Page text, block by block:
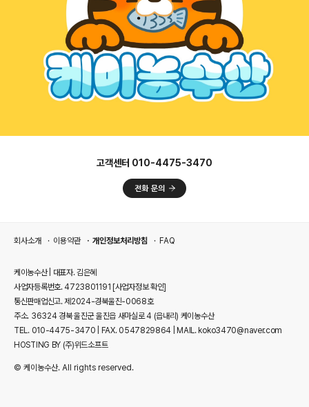
고객센터 010-4475-3470
회사소개 이용약관 개인정보처리방침 FAQ
케이농수산 | 대표자. 김은혜
사업자등록번호. 4723801191 [사업자정보 확인]
통신판매업신고. 제2024-경북울진-0068호
주소. 36324 경북 울진군 울진읍 새마실로 4 (읍내리) 케이농수산
TEL. 010-4475-3470 | FAX. 0547829864 | MAIL. koko3470@naver.com
HOSTING BY (주)위드소프트
© 케이농수산. All rights reserved.